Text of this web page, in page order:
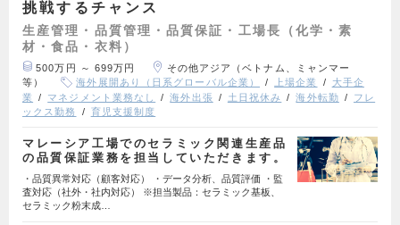
挑戦するチャンス
生産管理・品質管理・品質保証・工場長（化学・素
材・食品・衣料）
500万円 ～ 699万円
その他アジア（ベトナム、ミャンマー
等）
海外展開あり（日系グローバル企業） 上場企業
大手企
業
マネジメント業務なし 海外出張 土日祝休み 海外転勤
フレ
ックス勤務
育児支援制度
マレーシア工場でのセラミック関連生産品
の品質保証業務を担当していただきます。
・品質異常対応（顧客対応） ・データ分析、品質評価 ・監
査対応（社外・社内対応） ※担当製品：セラミック基板、
セラミック粉末成…